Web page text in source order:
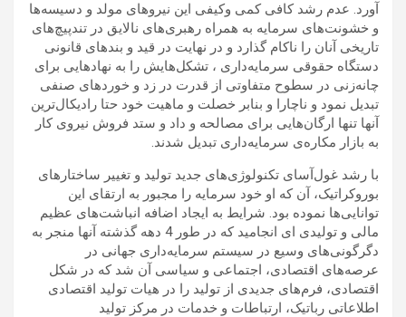
آورد. عدم رشد کافی کمی وکیفی این نیروهای مولد و دسیسه‌ها
و خشونت‌های سرمایه به همراه رهبری‌های نالایق در تندپیچ‌های
تاریخی آنان را ناکام گذارد و در نهایت در قید و بندهای قانونی
دستگاه حقوقی سرمایه‌داری ، تشکل‌هایش را به نهادهایی برای
چانه‌زنی در سطوح متفاوتی از قدرت در زد و خوردهای صنفی
تبدیل نمود و ناچارا و بنابر خصلت و ماهیت خود حتا رادیکال‌ترین
آنها تنها ارگان‌هایی برای مصالحه و داد و ستد فروش نیروی کار
به بازار مکاره‌ی سرمایه‌داری تبدیل شدند.
با رشد غول‌آسای تکنولوژی‌های جدید تولید و تغییر ساختارهای
بوروکراتیک، آن که او خود سرمایه را مجبور به ارتقای این
توانایی‌ها نموده بود. شرایط به ایجاد اضافه انباشت‌های عظیم
مالی و تولیدی ای انجامید که در طور 4 دهه گذشته آنها منجر به
دگرگونی‌های وسیع در سیستم سرمایه‌داری جهانی در
عرصه‌های اقتصادی، اجتماعی و سیاسی آن شد که در شکل
اقتصادی، فرم‌های جدیدی از تولید را در هیات تولید اقتصادی
اطلاعاتی رباتیک، ارتباطات و خدمات در مرکز تولید